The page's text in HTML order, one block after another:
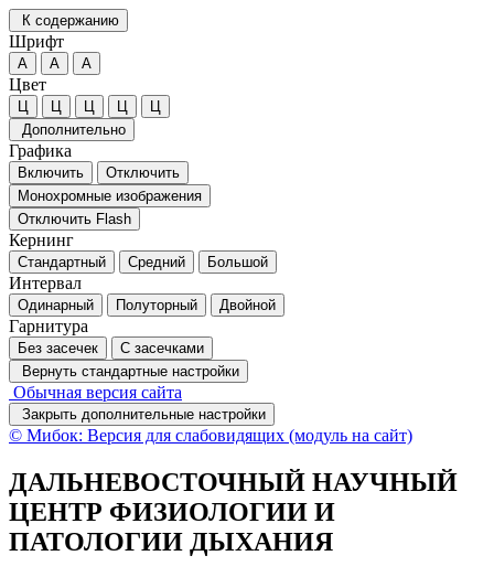
К содержанию
Шрифт
А А А
Цвет
Ц Ц Ц Ц
Ц
Дополнительно
Графика
Включить
Отключить
Монохромные изображения
Отключить Flash
Кернинг
Стандартный Средний Большой
Интервал
Одинарный Полуторный Двойной
Гарнитура
Без засечек
С засечками
Вернуть стандартные настройки
Обычная версия сайта
Закрыть дополнительные настройки
© Мибок: Версия для слабовидящих (модуль на сайт)
ДАЛЬНЕВОСТОЧНЫЙ НАУЧНЫЙ
ЦЕНТР ФИЗИОЛОГИИ И
ПАТОЛОГИИ ДЫХАНИЯ